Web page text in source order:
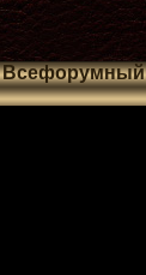
Всефорумный